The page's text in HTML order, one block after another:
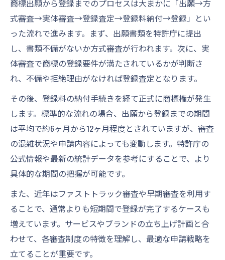
商標出願から登録までのプロセスは大まかに「出願→方
式審査→実体審査→登録査定→登録料納付→登録」とい
った流れで進みます。まず、出願書類を特許庁に提出
し、書類不備がないか方式審査が行われます。次に、実
体審査で商標の登録要件が満たされているかが判断さ
れ、不備や拒絶理由がなければ登録査定となります。
その後、登録料の納付手続きを経て正式に商標権が発生
します。標準的な流れの場合、出願から登録までの期間
は平均で約6ヶ月から12ヶ月程度とされていますが、審査
の混雑状況や申請内容によっても変動します。特許庁の
公式情報や最新の統計データを参考にすることで、より
具体的な期間の把握が可能です。
また、近年はファストトラック審査や早期審査を利用す
ることで、通常よりも短期間で登録が完了するケースも
増えています。サービスやブランドの立ち上げ計画と合
わせて、各審査制度の特徴を理解し、最適な申請戦略を
立てることが重要です。